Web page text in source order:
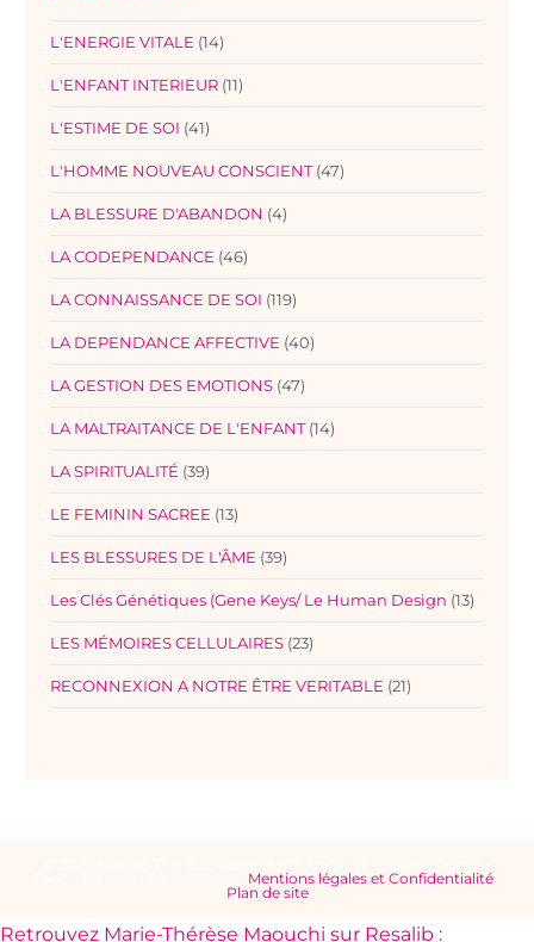
L'ENERGIE VITALE (14)
L'ENFANT INTERIEUR (11)
L'ESTIME DE SOI (41)
L'HOMME NOUVEAU CONSCIENT (47)
LA BLESSURE D'ABANDON (4)
LA CODEPENDANCE (46)
LA CONNAISSANCE DE SOI (119)
LA DEPENDANCE AFFECTIVE (40)
LA GESTION DES EMOTIONS (47)
LA MALTRAITANCE DE L'ENFANT (14)
LA SPIRITUALITÉ (39)
LE FEMININ SACREE (13)
LES BLESSURES DE L'ÂME (39)
Les Clés Génétiques (Gene Keys/ Le Human Design (13)
LES MÉMOIRES CELLULAIRES (23)
RECONNEXION A NOTRE ÊTRE VERITABLE (21)
Mentions légales et Confidentialité-
Plan de site
Retrouvez Marie-Thérèse Maouchi sur Resalib :